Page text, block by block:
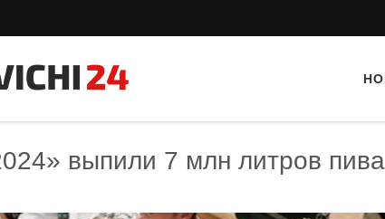
выпили 7 млн литров пива